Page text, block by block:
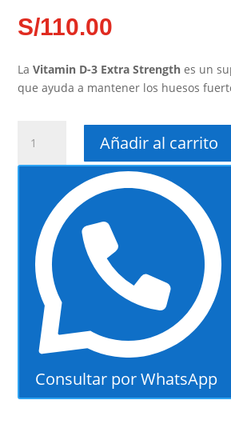
S/110.00
LaVitamin D-3 Extra Strength es un
que ayuda a mantener los huesos
3
cantidad
Añadir al carrito
Consultar por WhatsApp